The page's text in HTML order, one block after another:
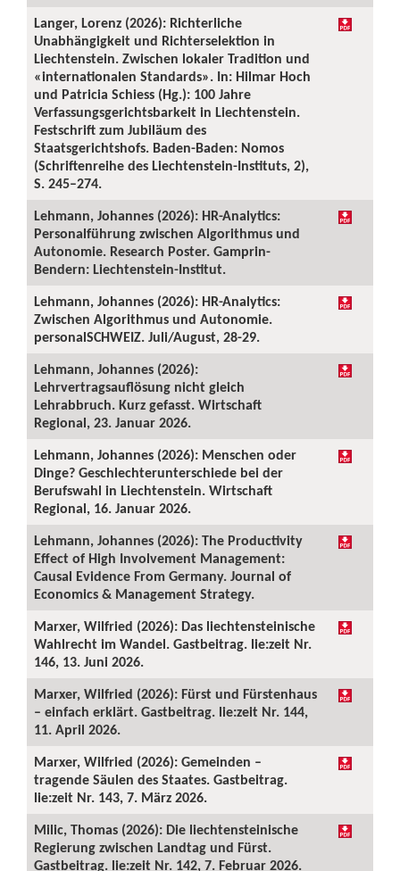
Langer, Lorenz (2026): Richterliche
Unabhängigkeit und Richterselektion in
Liechtenstein. Zwischen lokaler Tradition und
«internationalen Standards». In: Hilmar Hoch
und Patricia Schiess (Hg.): 100 Jahre
Verfassungsgerichtsbarkeit in Liechtenstein.
Festschrift zum Jubiläum des
Staatsgerichtshofs. Baden-Baden: Nomos
(Schriftenreihe des Liechtenstein-Instituts, 2),
S. 245–274.
Lehmann, Johannes (2026): HR-Analytics:
Personalführung zwischen Algorithmus und
Autonomie. Research Poster. Gamprin-
Bendern: Liechtenstein-Institut.
Lehmann, Johannes (2026): HR-Analytics:
Zwischen Algorithmus und Autonomie.
personalSCHWEIZ. Juli/August, 28-29.
Lehmann, Johannes (2026):
Lehrvertragsauflösung nicht gleich
Lehrabbruch. Kurz gefasst. Wirtschaft
Regional, 23. Januar 2026.
Lehmann, Johannes (2026): Menschen oder
Dinge? Geschlechterunterschiede bei der
Berufswahl in Liechtenstein. Wirtschaft
Regional, 16. Januar 2026.
Lehmann, Johannes (2026): The Productivity
Effect of High Involvement Management:
Causal Evidence From Germany. Journal of
Economics & Management Strategy.
Marxer, Wilfried (2026): Das liechtensteinische
Wahlrecht im Wandel. Gastbeitrag. lie:zeit Nr.
146, 13. Juni 2026.
Marxer, Wilfried (2026): Fürst und Fürstenhaus
– einfach erklärt. Gastbeitrag. lie:zeit Nr. 144,
11. April 2026.
Marxer, Wilfried (2026): Gemeinden –
tragende Säulen des Staates. Gastbeitrag.
lie:zeit Nr. 143, 7. März 2026.
Milic, Thomas (2026): Die liechtensteinische
Regierung zwischen Landtag und Fürst.
Gastbeitrag. lie:zeit Nr. 142, 7. Februar 2026.